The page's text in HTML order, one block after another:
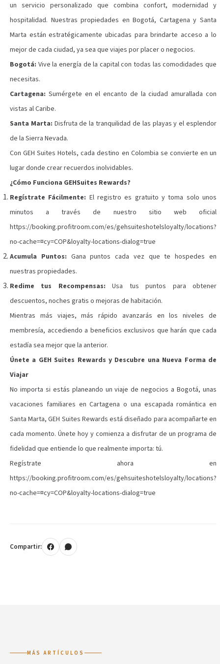
un servicio personalizado que combina confort, modernidad y
hospitalidad. Nuestras propiedades en Bogotá, Cartagena y Santa
Marta están estratégicamente ubicadas para brindarte acceso a lo
mejor de cada ciudad, ya sea que viajes por placer o negocios.
Bogotá: Vive la energía de la capital con todas las comodidades que
necesitas.
Cartagena: Sumérgete en el encanto de la ciudad amurallada con
vistas al Caribe.
Santa Marta: Disfruta de la tranquilidad de las playas y el esplendor
de la Sierra Nevada.
Con GEH Suites Hotels, cada destino en Colombia se convierte en un
lugar donde crear recuerdos inolvidables.
¿Cómo Funciona GEHSuites Rewards?
Regístrate Fácilmente: El registro es gratuito y toma solo unos
minutos a través de nuestro sitio web oficial
https://booking.profitroom.com/es/gehsuiteshotelsloyalty/locations?
no-cache=¤cy=COP&loyalty-locations-dialog=true
Acumula Puntos: Gana puntos cada vez que te hospedes en
nuestras propiedades.
Redime tus Recompensas: Usa tus puntos para obtener
descuentos, noches gratis o mejoras de habitación.
Mientras más viajes, más rápido avanzarás en los niveles de
membresía, accediendo a beneficios exclusivos que harán que cada
estadía sea mejor que la anterior.
Únete a GEH Suites Rewards y Descubre una Nueva Forma de
Viajar
No importa si estás planeando un viaje de negocios a Bogotá, unas
vacaciones familiares en Cartagena o una escapada romántica en
Santa Marta, GEH Suites Rewards está diseñado para acompañarte en
cada momento. Únete hoy y comienza a disfrutar de un programa de
fidelidad que entiende lo que realmente importa: tú.
Regístrate ahora en
https://booking.profitroom.com/es/gehsuiteshotelsloyalty/locations?
no-cache=¤cy=COP&loyalty-locations-dialog=true
Compartir:
MÁS ARTÍCULOS